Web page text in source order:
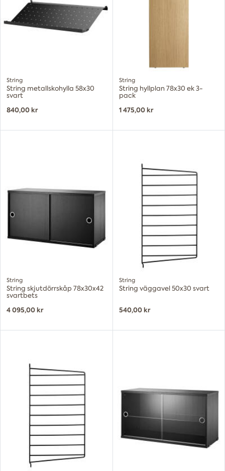
String
String metallskohylla 58x30
svart
840,00 kr
String
String hyllplan 78x30 ek 3-
pack
1 475,00 kr
String
String skjutdörrskåp 78x30x42
svartbets
4 095,00 kr
String
String väggavel 50x30 svart
540,00 kr